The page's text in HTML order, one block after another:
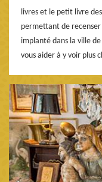
livres et le petit livre
permettant de
implanté dans la ville
vous aider à y voir plus